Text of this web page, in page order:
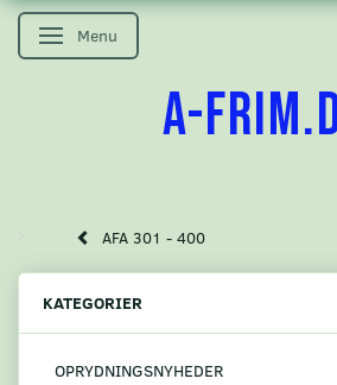
Skifte navigation
Menu
A-
AFA 301 - 400
KATEGORIER
OPRYDNINGSNYHEDER